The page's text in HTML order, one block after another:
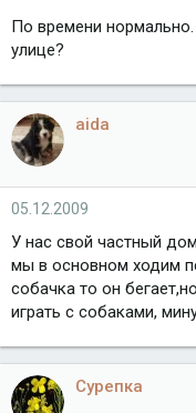
По времени
улице?
aida
05.12.2009
У нас свой частный
мы в основном ходим
собачка то он
играть с собаками,
Сурепка